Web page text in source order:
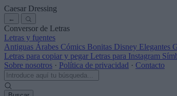
Caesar Dressing
←
Conversor de Letras
Letras y fuentes
Antiguas Árabes Cómics Bonitas Disney Elegantes
Letras para copiar y pegar Letras para Instagram
Sobre nosotros · Política de privacidad · Contacto